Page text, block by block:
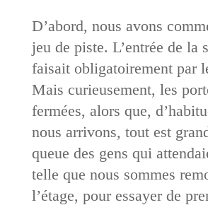
D’abord, nous avons
jeu de piste. L’entrée de la
faisait obligatoirement par
Mais curieusement, les
fermées, alors que,
nous arrivons, tout est
queue des gens qui
telle que nous sommes
l’étage, pour essayer de